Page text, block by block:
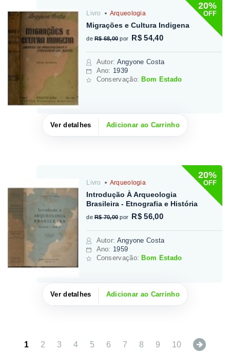
20%
OFF
Livro Arqueologia
Migrações e Cultura Indigena
de R$ 68,00 por R$ 54,40
Autor: Angyone Costa
Ano: 1939
Conservação: Bom Estado
Ver detalhes Adicionar ao Carrinho
20%
OFF
Livro Arqueologia
Introdução À Arqueologia
Brasileira - Etnografia e História
de R$ 70,00 por R$ 56,00
Autor: Angyone Costa
Ano: 1959
Conservação: Bom Estado
Ver detalhes Adicionar ao Carrinho
1 2 3 4 5 6 7 8 9 10 Next